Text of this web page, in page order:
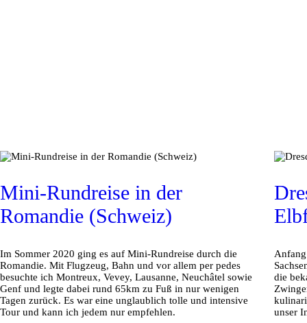
Mini-Rundreise in der
Romandie (Schweiz)
Im Sommer 2020 ging es auf Mini-Rundreise durch die
Romandie. Mit Flugzeug, Bahn und vor allem per pedes
besuchte ich Montreux, Vevey, Lausanne, Neuchâtel sowie
Genf und legte dabei rund 65km zu Fuß in nur wenigen
Tagen zurück. Es war eine unglaublich tolle und intensive
Tour und kann ich jedem nur empfehlen.
die
unser